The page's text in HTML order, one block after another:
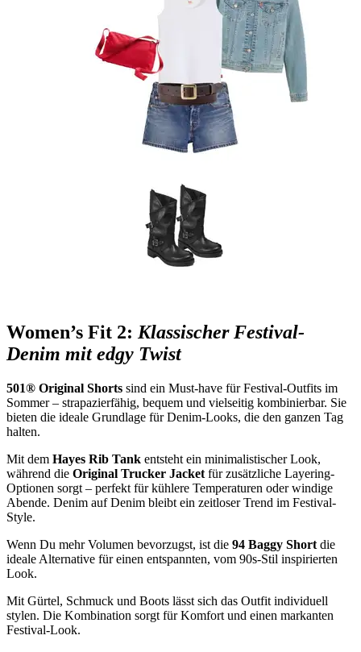
Women’s Fit 2: Klassischer Festival-
Denim mit edgy Twist
501® Original Shorts sind ein Must-have für Festival-Outfits im
Sommer – strapazierfähig, bequem und vielseitig kombinierbar. Sie
bieten die ideale Grundlage für Denim-Looks, die den ganzen Tag
halten.
Mit dem Hayes Rib Tank entsteht ein minimalistischer Look,
während die Original Trucker Jacket für zusätzliche Layering-
Optionen sorgt – perfekt für kühlere Temperaturen oder windige
Abende. Denim auf Denim bleibt ein zeitloser Trend im Festival-
Style.
Wenn Du mehr Volumen bevorzugst, ist die 94 Baggy Short die
ideale Alternative für einen entspannten, vom 90s-Stil inspirierten
Look.
Mit Gürtel, Schmuck und Boots lässt sich das Outfit individuell
stylen. Die Kombination sorgt für Komfort und einen markanten
Festival-Look.